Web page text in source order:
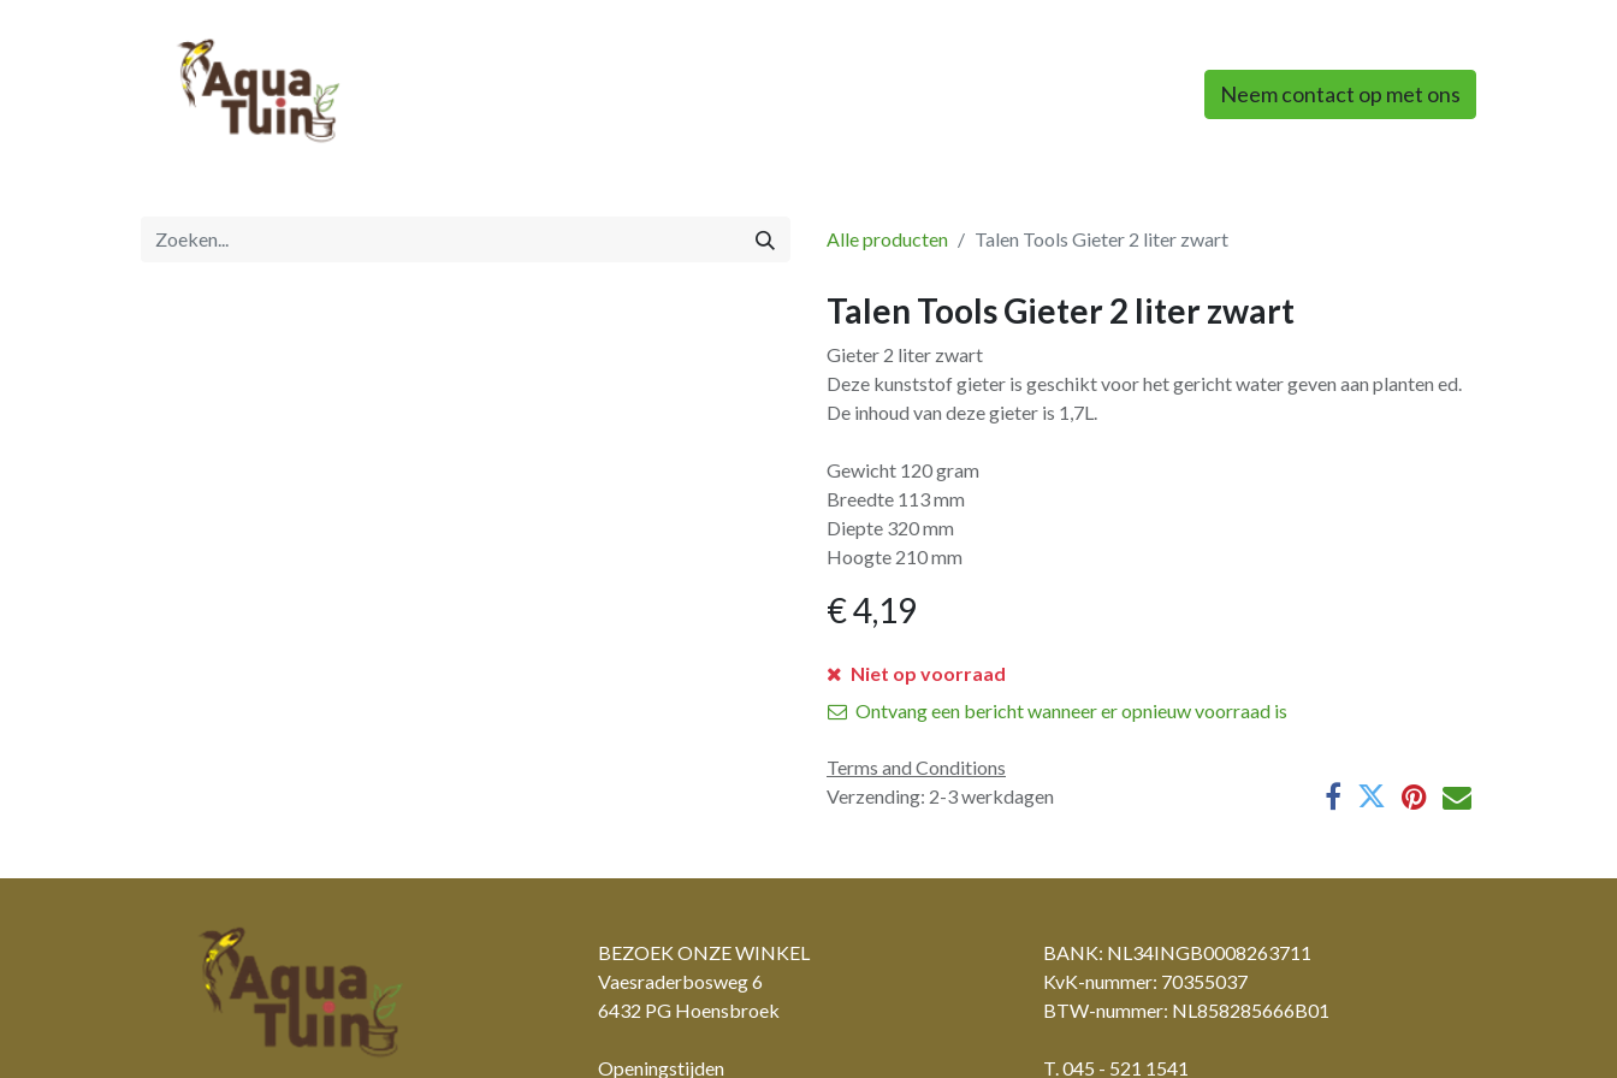
Neem contact op met ons
Alle producten Talen Tools Gieter 2 liter zwart
Talen Tools Gieter 2 liter zwart
Gieter 2 liter zwart
Deze kunststof gieter is geschikt voor het gericht water geven aan planten ed.
De inhoud van deze gieter is 1,7L.
Gewicht 120 gram
Breedte 113 mm
Diepte 320 mm
Hoogte 210 mm
€4,19
Niet op voorraad
Ontvang een bericht wanneer er opnieuw voorraad is
Terms and Conditions
Verzending: 2-3 werkdagen
BANK: NL34INGB0008263711
KvK-nummer: 70355037
BTW-nummer: NL858285666B01
T. 045 - 521 1541
BEZOEK ONZE WINKEL
Vaesraderbosweg 6
6432 PG Hoensbroek
Openingstijden